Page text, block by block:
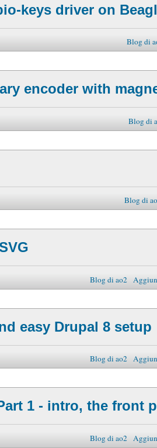
keys driver on
Blog di
encoder with
Blog di
Blog di
Blog di ao2
easy Drupal 8 setup
Blog di ao2
1 - intro, the front
Blog di ao2